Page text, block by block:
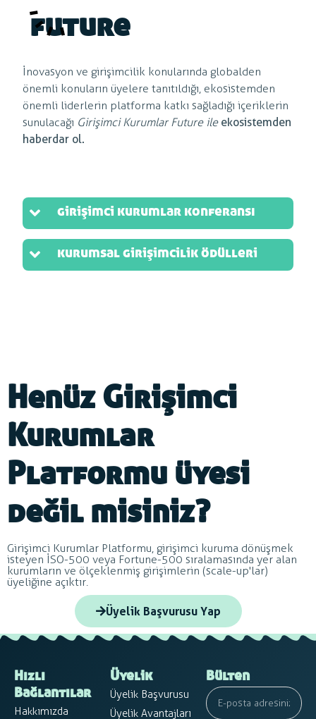
future
İnovasyon ve girişimcilik konularında globalden
önemli konuların üyelere tanıtıldığı, ekosistemden
önemli liderlerin platforma katkı sağladığı içeriklerin
sunulacağı Girişimci Kurumlar Future ile ekosistemden
haberdar ol.
girişimci kurumlar konferansı
kurumsal girişimcilik ödülleri
Henüz Girişimci
Kurumlar
Platformu üyesi
değil misiniz?
Girişimci Kurumlar Platformu, girişimci kuruma dönüşmek
isteyen İSO-500 veya Fortune-500 sıralamasında yer alan
kurumların ve ölçeklenmiş girişimlerin (scale-up'lar)
üyeliğine açıktır.
Üyelik Başvurusu Yap
Hızlı
Bağlantılar
Hakkımızda
Üyelik
Üyelik Başvurusu
Üyelik Avantajları
Bülten